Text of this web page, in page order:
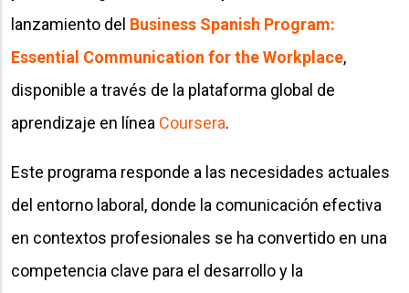
lanzamiento del Business Spanish Program:
Essential Communication for the Workplace,
disponible a través de la plataforma global de
aprendizaje en línea Coursera.
Este programa responde a las necesidades actuales
del entorno laboral, donde la comunicación efectiva
en contextos profesionales se ha convertido en una
competencia clave para el desarrollo y la